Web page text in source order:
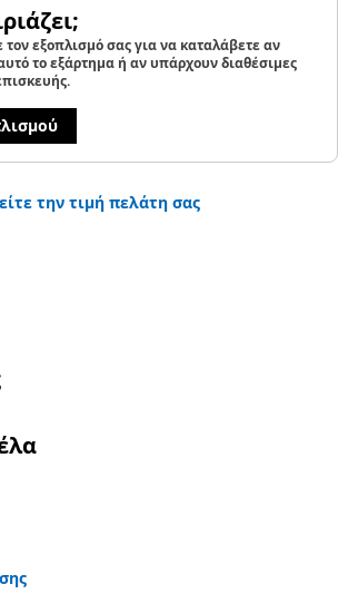
τον εξοπλισμό σας για να καταλάβετε αν
το εξάρτημα ή αν υπάρχουν διαθέσιμες
την τιμή πελάτη σας